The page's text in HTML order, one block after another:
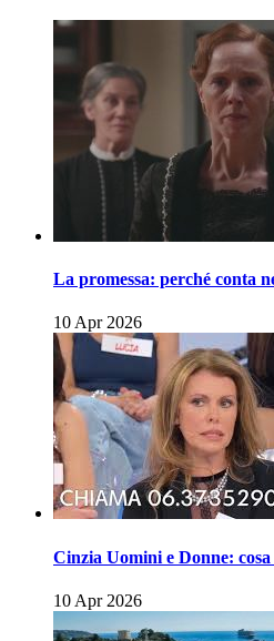
La promessa: perché conta
10 Apr 2026
Cinzia Uomini e Donne:
10 Apr 2026